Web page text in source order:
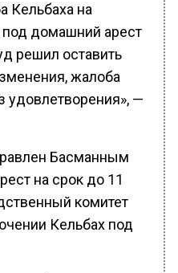
Кельбаха на
под домашний арест
решил оставить
жалоба
удовлетворения», —
Басманным
на срок до 11
комитет
Кельбах под